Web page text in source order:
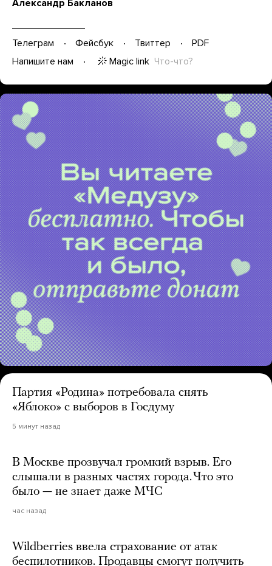
Александр Бакланов
Телеграм Фейсбук Твиттер
PDF
Напишите нам
Magic link Что-что?
Партия «Родина» потребовала снять
«Яблоко» с выборов в Госдуму
5 минут назад
В Москве прозвучал громкий взрыв. Его
слышали в разных частях города. Что это
было — не знает даже МЧС
час назад
Wildberries ввела страхование от атак
беспилотников. Продавцы смогут получить